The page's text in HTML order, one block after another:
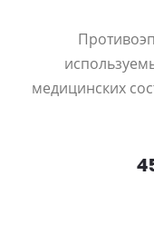
медицинских